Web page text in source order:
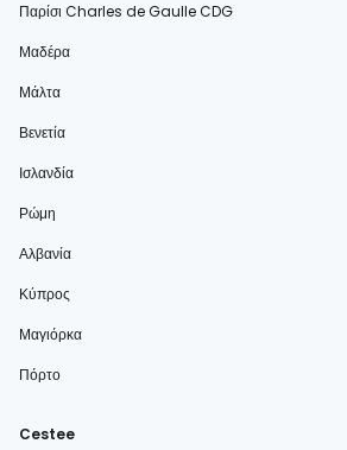
Παρίσι Charles de Gaulle CDG
Μαδέρα
Μάλτα
Βενετία
Ισλανδία
Ρώμη
Αλβανία
Κύπρος
Μαγιόρκα
Πόρτο
Cestee